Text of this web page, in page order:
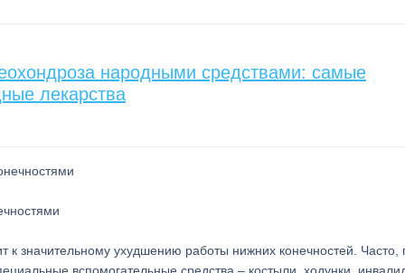
народными средствами: самые
лекарства
к значительному ухудшению работы нижних конечностей. Часто,